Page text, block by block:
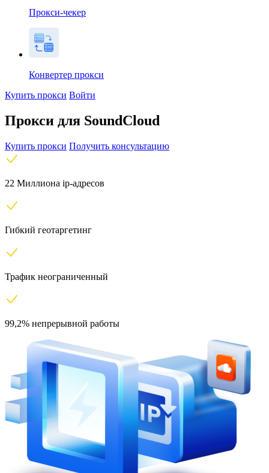
Прокси-чекер
Конвертер прокси
Купить прокси Войти
Прокси для SoundCloud
Купить прокси Получить консультацию
22 Миллиона ip-адресов
Гибкий геотаргетинг
Трафик неограниченный
99,2% непрерывной работы